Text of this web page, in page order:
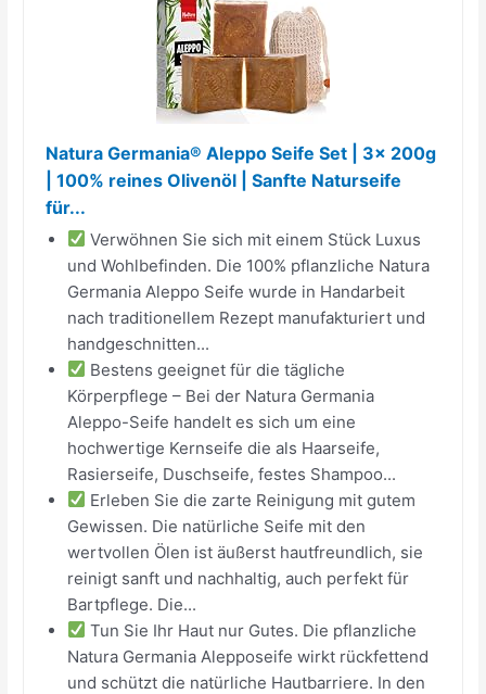
Natura Germania® Aleppo Seife Set | 3x 200g
| 100% reines Olivenöl | Sanfte Naturseife
für...
Verwöhnen Sie sich mit einem Stück Luxus
und Wohlbefinden. Die 100% pflanzliche Natura
Germania Aleppo Seife wurde in Handarbeit
nach traditionellem Rezept manufakturiert und
handgeschnitten...
Bestens geeignet für die tägliche
Körperpflege – Bei der Natura Germania
Aleppo-Seife handelt es sich um eine
hochwertige Kernseife die als Haarseife,
Rasierseife, Duschseife, festes Shampoo...
Erleben Sie die zarte Reinigung mit gutem
Gewissen. Die natürliche Seife mit den
wertvollen Ölen ist äußerst hautfreundlich, sie
reinigt sanft und nachhaltig, auch perfekt für
Bartpflege. Die...
Tun Sie Ihr Haut nur Gutes. Die pflanzliche
Natura Germania Alepposeife wirkt rückfettend
und schützt die natürliche Hautbarriere. In den